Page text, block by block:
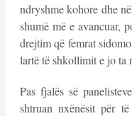
ndryshme kohore dhe
shumë më e avancuar,
drejtim që femrat
lartë të shkollimit e jo ta
Pas fjalës së
shtruan nxënësit për